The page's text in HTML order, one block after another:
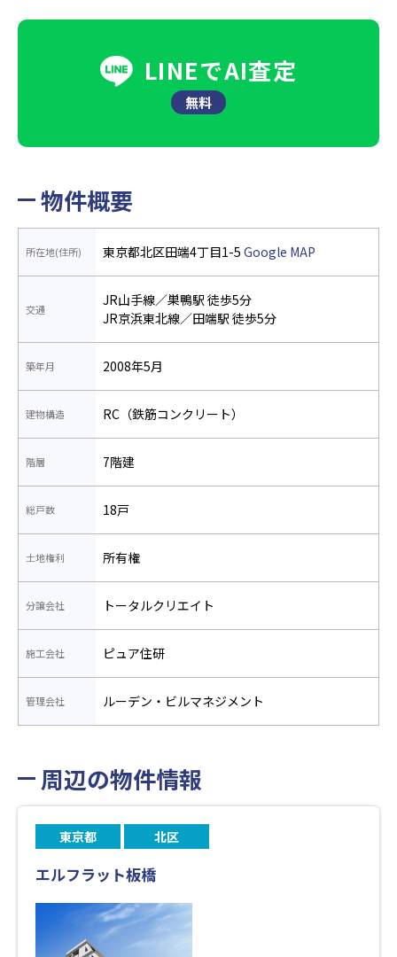
LINEでAI査定
無料
物件概要
所在地(住所) 東京都北区田端4丁目1-5 Google MAP
交通
JR山手線／巣鴨駅 徒歩5分
JR京浜東北線／田端駅 徒歩5分
築年月 2008年5月
建物構造 RC（鉄筋コンクリート）
階層 7階建
総戸数 18戸
土地権利 所有権
分譲会社 トータルクリエイト
施工会社 ピュア住研
管理会社 ルーデン・ビルマネジメント
周辺の物件情報
東京都 北区
エルフラット板橋